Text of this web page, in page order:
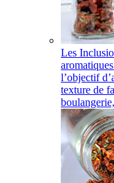
Les
l’objectif
texture de